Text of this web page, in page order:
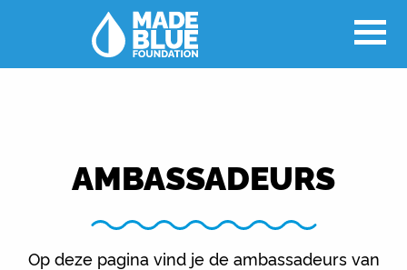
AMBASSADEURS
Op deze pagina vind je de ambassadeurs van